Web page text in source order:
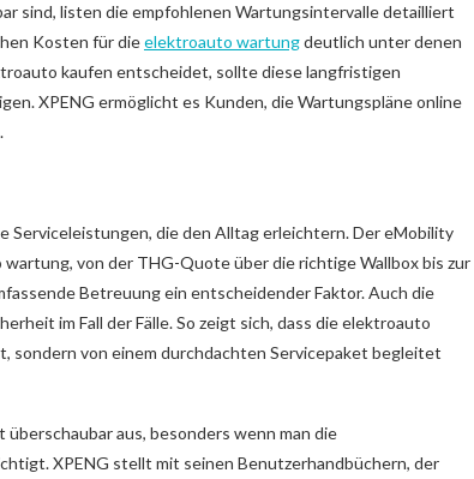
sind, listen die empfohlenen Wartungsintervalle detailliert
Kosten für dieelektroauto wartungdeutlich unter denen
kaufen entscheidet, sollte diese langfristigen
XPENG ermöglicht es Kunden, die Wartungspläne online
Serviceleistungen, die den Alltag erleichtern. Der eMobility
von der THG-Quote über die richtige Wallbox bis zur
Betreuung ein entscheidender Faktor. Auch die
im Fall der Fälle. So zeigt sich, dass die elektroauto
von einem durchdachten Servicepaket begleitet
aus, besonders wenn man die
XPENG stellt mit seinen Benutzerhandbüchern, der